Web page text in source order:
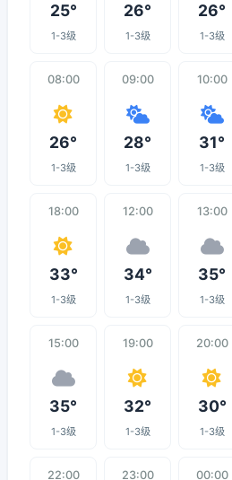
25°
1-3级
26°
1-3级
26°
1-3级
08:00
26°
1-3级
09:00
28°
1-3级
10:00
31°
1-3级
18:00
33°
1-3级
12:00
34°
1-3级
13:00
35°
1-3级
15:00
35°
1-3级
19:00
32°
1-3级
20:00
30°
1-3级
22:00 23:00 00:00